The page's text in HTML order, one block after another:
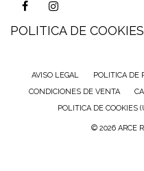
POLITICA DE COOKIES
AVISO LEGAL POLITICA DE
CONDICIONES DE VENTA
POLITICA DE COOKIES
© 2026 ARCE